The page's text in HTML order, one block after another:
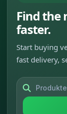
Find the
faster.
Start buying
fast delivery,